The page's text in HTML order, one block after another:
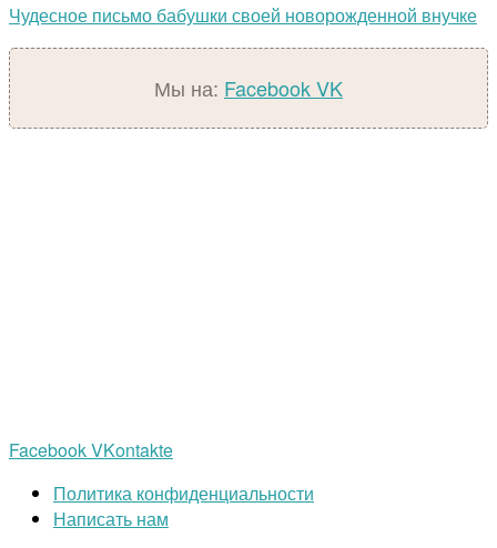
Чудесное письмо бабушки своей новорожденной внучке
Мы на: FacebookVK
FacebookVKontakte
Политика конфиденциальности
Написать нам